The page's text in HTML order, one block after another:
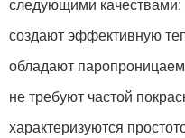
создают эффективную
обладают
не требуют частой
характеризуются